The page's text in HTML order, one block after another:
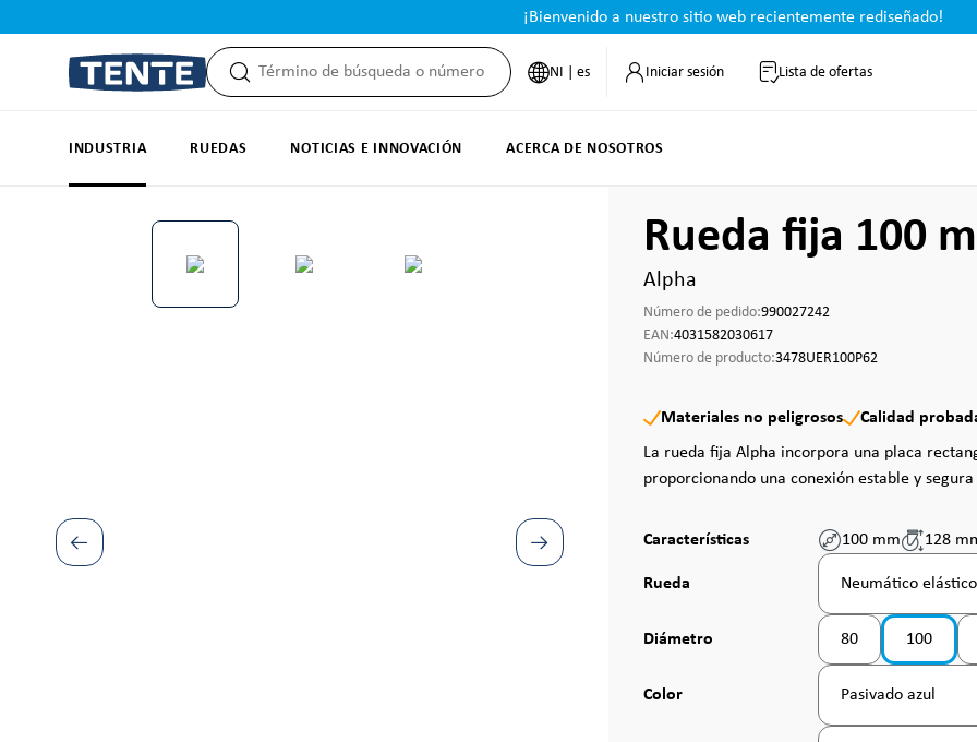
¡Bienvenido a nuestro sitio web recientemente rediseñado!
NI | es Iniciar sesión Lista de ofertas
INDUSTRIA RUEDAS NOTICIAS E INNOVACIÓN ACERCA DE NOSOTROS
Omitir galería de imágenes Rueda fija 100
Alpha
Número de pedido:990027242
EAN:4031582030617
Número de producto:3478UER100P62
Materiales no peligrosos
Calidad
La rueda fija Alpha incorpora una placa
proporcionando una conexión estable y
Características 100 mm 128
Seleccione
Rueda Neumático
Seleccione
Diámetro 80
(Esta opción no está
100
Seleccione
Color Pasivado azul